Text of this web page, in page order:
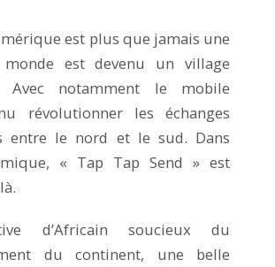
est plus que jamais une
est devenu un village
Avec notamment le mobile
révolutionner les échanges
entre le nord et le sud. Dans
« Tap Tap Send » est
d’Africain soucieux du
du continent, une belle